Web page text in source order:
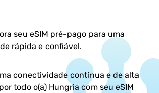
seu eSIM pré-pago para uma
rápida e confiável.
conectividade contínua e de alta
todo o(a) Hungria com seu eSIM